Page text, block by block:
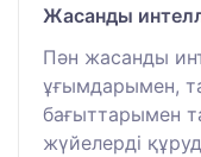
Жасанды
Пән жасанды
ұғымдарымен,
бағыттарымен
жүйелерді